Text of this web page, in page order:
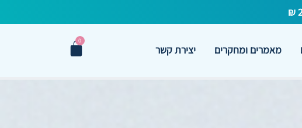
מאמרים ומחקרים יצירת קשר
0